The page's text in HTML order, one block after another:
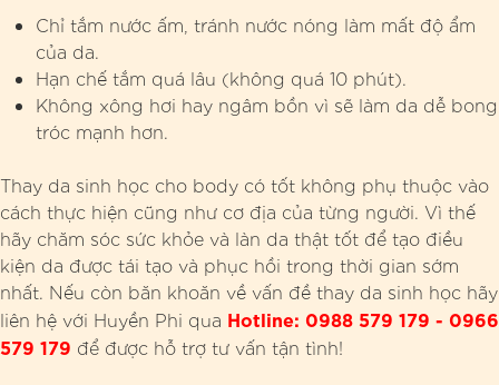
Chỉ tắm nước ấm, tránh nước nóng làm mất độ ẩm
của da.
Hạn chế tắm quá lâu (không quá 10 phút).
Không xông hơi hay ngâm bồn vì sẽ làm da dễ bong
tróc mạnh hơn.
Thay da sinh học cho body có tốt không phụ thuộc vào
cách thực hiện cũng như cơ địa của từng người. Vì thế
hãy chăm sóc sức khỏe và làn da thật tốt để tạo điều
kiện da được tái tạo và phục hồi trong thời gian sớm
nhất. Nếu còn băn khoăn về vấn đề thay da sinh học hãy
liên hệ với Huyền Phi qua Hotline: 0988 579 179 - 0966
579 179 để được hỗ trợ tư vấn tận tình!